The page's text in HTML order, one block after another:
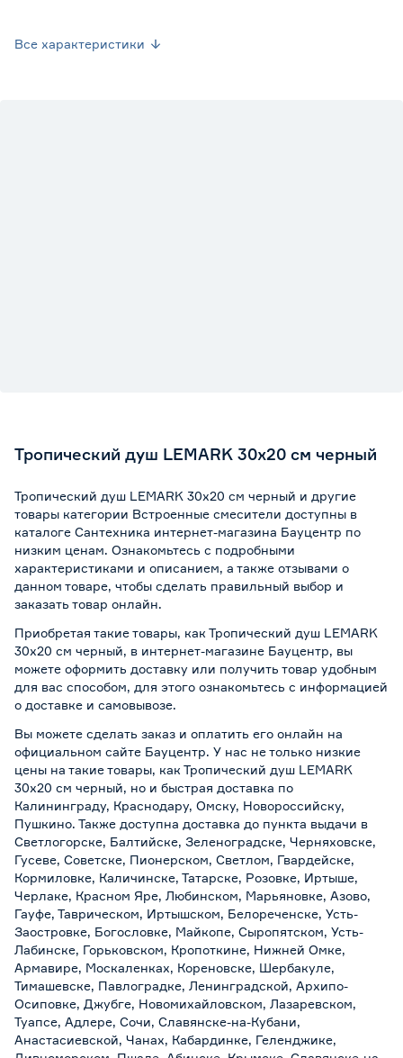
Все характеристики
Тропический душ LEMARK 30х20 см черный
Тропический душ LEMARK 30х20 см черный и другие
товары категории Встроенные смесители доступны в
каталоге Сантехника интернет-магазина Бауцентр по
низким ценам. Ознакомьтесь с подробными
характеристиками и описанием, а также отзывами о
данном товаре, чтобы сделать правильный выбор и
заказать товар онлайн.
Приобретая такие товары, как Тропический душ LEMARK
30х20 см черный, в интернет-магазине Бауцентр, вы
можете оформить доставку или получить товар удобным
для вас способом, для этого ознакомьтесь с информацией
о доставке и самовывозе.
Вы можете сделать заказ и оплатить его онлайн на
официальном сайте Бауцентр. У нас не только низкие
цены на такие товары, как Тропический душ LEMARK
30х20 см черный, но и быстрая доставка по
Калининграду, Краснодару, Омску, Новороссийску,
Пушкино. Также доступна доставка до пункта выдачи в
Светлогорске, Балтийске, Зеленоградске, Черняховске,
Гусеве, Советске, Пионерском, Светлом, Гвардейске,
Кормиловке, Каличинске, Татарске, Розовке, Иртыше,
Черлаке, Красном Яре, Любинском, Марьяновке, Азово,
Гауфе, Таврическом, Иртышском, Белореченске, Усть-
Заостровке, Богословке, Майкопе, Сыропятском, Усть-
Лабинске, Горьковском, Кропоткине, Нижней Омке,
Армавире, Москаленках, Кореновске, Шербакуле,
Тимашевске, Павлоградке, Ленинградской, Архипо-
Осиповке, Джубге, Новомихайловском, Лазаревском,
Туапсе, Адлере, Сочи, Славянске-на-Кубани,
Анастасиевской, Чанах, Кабардинке, Геленджике,